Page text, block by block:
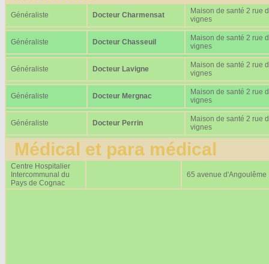
Généraliste Docteur Charmensat
Maison de santé 2 rue
vignes
Généraliste Docteur Chasseuil
Maison de santé 2 rue
vignes
Généraliste Docteur Lavigne
Maison de santé 2 rue
vignes
Généraliste Docteur Mergnac
Maison de santé 2 rue
vignes
Généraliste Docteur Perrin
Maison de santé 2 rue
vignes
Médical et para médical
Centre Hospitalier
Intercommunal du
Pays de Cognac
65 avenue d'Angoulême